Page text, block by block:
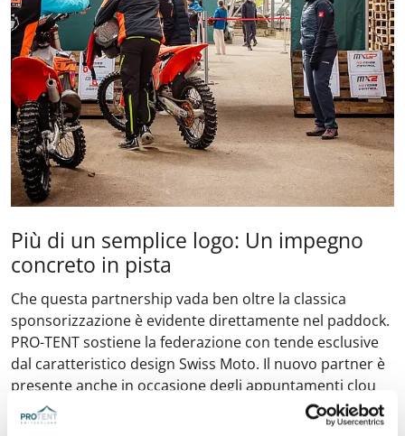
Più di un semplice logo: Un impegno
concreto in pista
Che questa partnership vada ben oltre la classica
sponsorizzazione è evidente direttamente nel paddock.
PRO-TENT sostiene la federazione con tende esclusive
dal caratteristico design Swiss Moto. Il nuovo partner è
presente anche in occasione degli appuntamenti clou
del calendario agonistico, come l’
MXGP Switzerland:
nella «Technical Zone», PRO-TENT garantisce con la